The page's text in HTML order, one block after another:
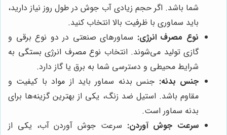
شما باشد. اگر حجم زیادی آب جوش در طول روز نیاز دارید،
باید سماوری با ظرفیت بالا انتخاب کنید.
نوع مصرف انرژی: سماورهای صنعتی در دو نوع برقی و
گازی تولید می‌شوند. انتخاب نوع مصرف انرژی بستگی به
شرایط محیطی و دسترسی شما به برق یا گاز دارد.
جنس بدنه: جنس بدنه سماور باید از مواد با کیفیت و
مقاوم باشد. استیل ضد زنگ، یکی از بهترین گزینه‌ها برای
بدنه سماور است.
سرعت جوش آوردن: سرعت جوش آوردن آب، یکی از